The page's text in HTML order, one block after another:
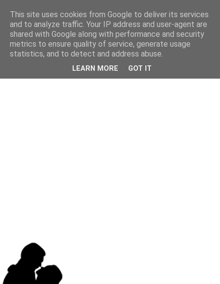
This site uses cookies from Google to deliver its services
and to analyze traffic. Your IP address and user-agent are
shared with Google along with performance and security
metrics to ensure quality of service, generate usage
statistics, and to detect and address abuse.
LEARN MORE GOT IT